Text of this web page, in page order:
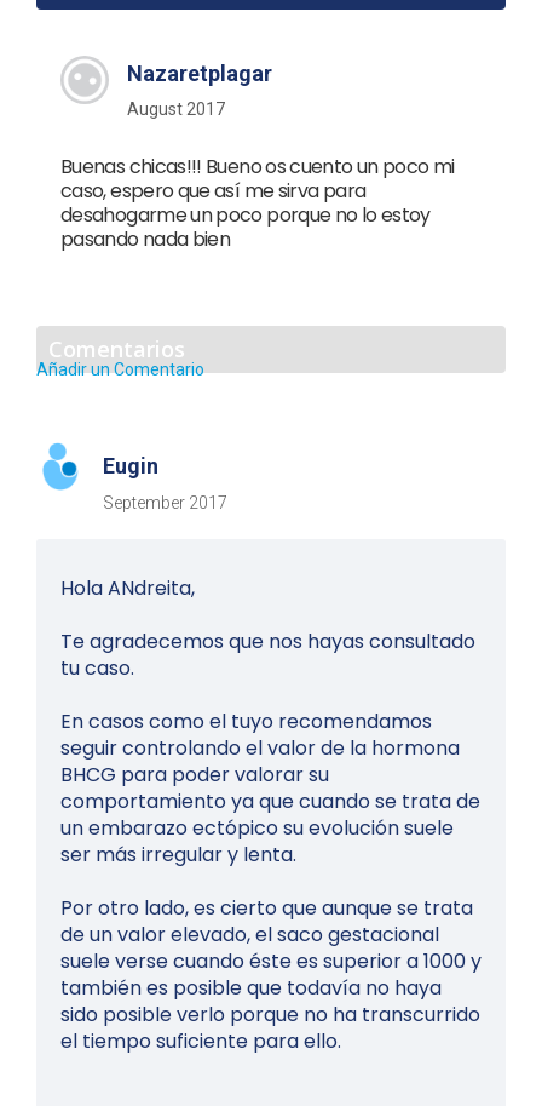
Nazaretplagar
August 2017
Buenas chicas!!! Bueno os cuento un poco mi
caso, espero que así me sirva para
desahogarme un poco porque no lo estoy
pasando nada bien
Comentarios
Añadir un Comentario
Eugin
September 2017
Hola ANdreita,
Te agradecemos que nos hayas consultado
tu caso.
En casos como el tuyo recomendamos
seguir controlando el valor de la hormona
BHCG para poder valorar su
comportamiento ya que cuando se trata de
un embarazo ectópico su evolución suele
ser más irregular y lenta.
Por otro lado, es cierto que aunque se trata
de un valor elevado, el saco gestacional
suele verse cuando éste es superior a 1000 y
también es posible que todavía no haya
sido posible verlo porque no ha transcurrido
el tiempo suficiente para ello.